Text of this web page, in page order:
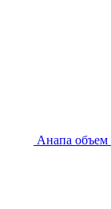
Анапа объем